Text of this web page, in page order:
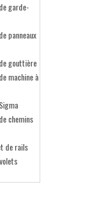
garde-
panneaux
gouttière
machine à
chemins
de rails